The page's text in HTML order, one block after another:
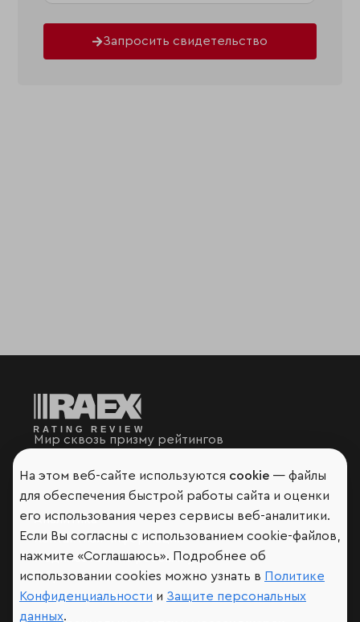
Запросить свидетельство
Мир сквозь призму рейтингов
Аналитика
Контактная информация
Подписаться на рассылку
Обратная связь
Участники рэнкингов
На этом веб-сайте используются cookie — файлы
для обеспечения быстрой работы сайта и оценки
его использования через сервисы веб-аналитики.
Если Вы согласны с использованием cookie-файлов,
нажмите «Соглашаюсь». Подробнее об
использовании cookies можно узнать в Политике
Конфиденциальности и Защите персональных
данных.